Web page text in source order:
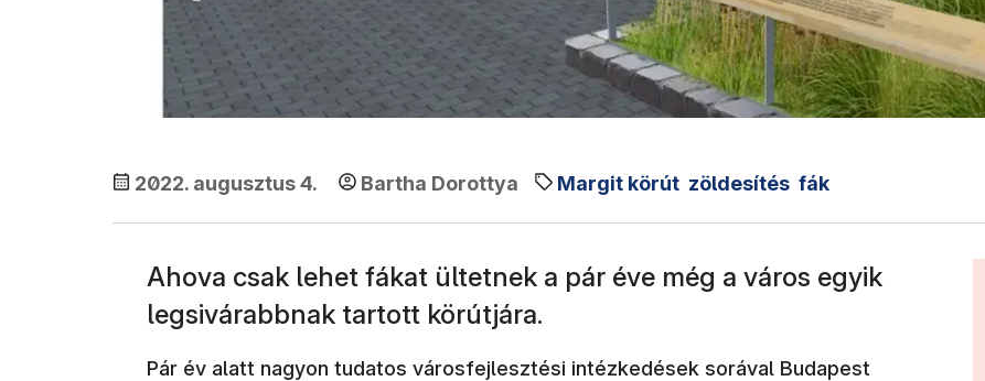
2022. augusztus 4. Bartha Dorottya Margit körút zöldesítés fák
Ahova csak lehet fákat ültetnek a pár éve még a város egyik
legsivárabbnak tartott körútjára.
Pár év alatt nagyon tudatos városfejlesztési intézkedések sorával Budapest